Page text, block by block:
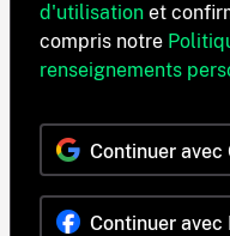
d'utilisation et
compris notre
renseignements
Continuer avec
Continuer avec